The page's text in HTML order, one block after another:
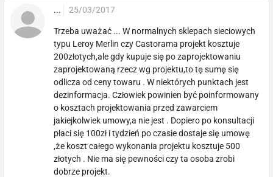
... 25/03/2017
Trzeba uważać ... W normalnych sklepach sieciowych
typu Leroy Merlin czy Castorama projekt kosztuje
200złotych,ale gdy kupuje się po zaprojektowaniu
zaprojektowaną rzecz wg projektu,to tę sumę się
odlicza od ceny towaru . W niektórych punktach jest
dezinformacja. Człowiek powinien być poinformowany
o kosztach projektowania przed zawarciem
jakiejkolwiek umowy,a nie jest . Dopiero po konsultacji
płaci się 100zł i tydzień po czasie dostaje się umowę
,że koszt całego wykonania projektu kosztuje 500
złotych . Nie ma się pewności czy ta osoba zrobi
dobrze projekt.